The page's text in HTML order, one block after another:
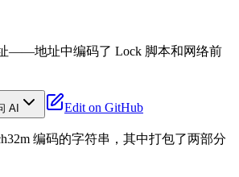
——地址中编码了 Lock 脚本和网络前
AI Edit on GitHub
编码的字符串，其中打包了两部分